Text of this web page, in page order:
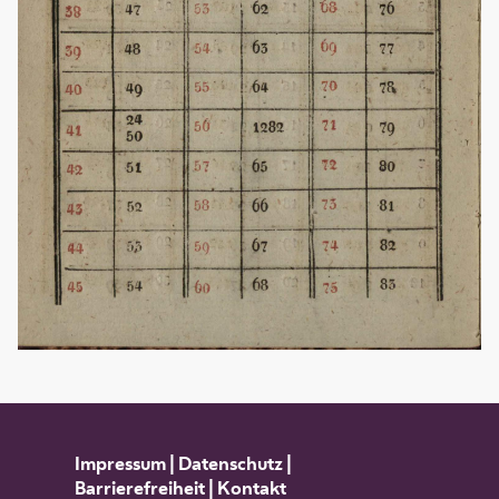
Impressum| Datenschutz|
Barrierefreiheit| Kontakt